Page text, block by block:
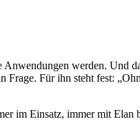
werden. Und
Frage. Für ihn steht fest:
im Einsatz, immer mit Elan